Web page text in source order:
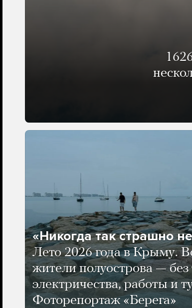
«Никогда так страшно
Лето 2026 года в Крыму.
жители полуострова — без
электричества, работы и
Фоторепортаж «Берега»